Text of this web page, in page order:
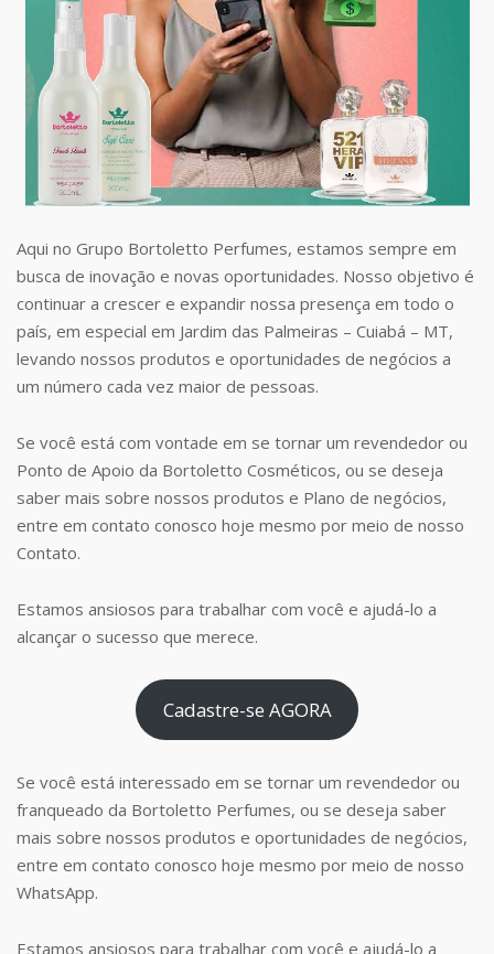
Aqui no Grupo Bortoletto Perfumes, estamos sempre em
busca de inovação e novas oportunidades. Nosso objetivo é
continuar a crescer e expandir nossa presença em todo o
país, em especial em Jardim das Palmeiras – Cuiabá – MT,
levando nossos produtos e oportunidades de negócios a
um número cada vez maior de pessoas.
Se você está com vontade em se tornar um revendedor ou
Ponto de Apoio da Bortoletto Cosméticos, ou se deseja
saber mais sobre nossos produtos e Plano de negócios,
entre em contato conosco hoje mesmo por meio de nosso
Contato.
Estamos ansiosos para trabalhar com você e ajudá-lo a
alcançar o sucesso que merece.
Cadastre-se AGORA
Se você está interessado em se tornar um revendedor ou
franqueado da Bortoletto Perfumes, ou se deseja saber
mais sobre nossos produtos e oportunidades de negócios,
entre em contato conosco hoje mesmo por meio de nosso
WhatsApp.
Estamos ansiosos para trabalhar com você e ajudá-lo a